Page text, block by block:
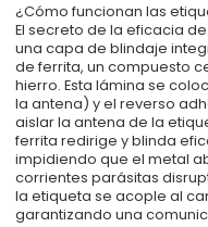
¿Cómo funcionan las
El secreto de la eficacia
una capa de blindaje
de ferrita, un compuesto
hierro. Esta lámina se
la antena) y el reverso
aislar la antena de la
ferrita redirige y blinda
impidiendo que el metal
corrientes parásitas
la etiqueta se acople al
garantizando una